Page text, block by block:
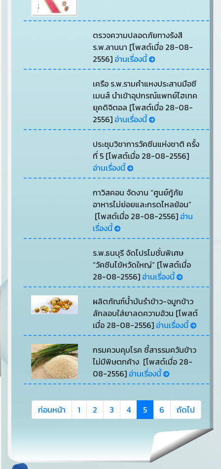
ตรวจความปลอดภัยทางรังสี
ร.พ.ลานนา [โพสต์เมื่อ 28-08-
2556] อ่านเรื่องนี้
เครือ ร.พ.รามคำแหงประสานมือซี
เมนส์ นำเข้าอุปกรณ์แพทย์ไฮเทค
ยุคดิจิตอล [โพสต์เมื่อ 28-08-
2556] อ่านเรื่องนี้
ประชุมวิชาการวัคซีนแห่งชาติ ครั้ง
ที่ 5 [โพสต์เมื่อ 28-08-2556]
อ่านเรื่องนี้
กาวิสคอน จัดงาน “ศูนย์กู้ภัย
อาหารไม่ย่อยและกรดไหลย้อน”
[โพสต์เมื่อ 28-08-2556] อ่าน
เรื่องนี้
ร.พ.ธนบุรี จัดโปรโมชั่นพิเศษ
“วัคซีนไข้หวัดใหญ่” [โพสต์เมื่อ
28-08-2556] อ่านเรื่องนี้
ผลิตภัณฑ์น้ำมันรำข้าว-จมูกข้าว
ลักลอบใส่ยาลดความอ้วน [โพสต์
เมื่อ 28-08-2556] อ่านเรื่องนี้
กรมควบคุมโรค ชี้สารรมควันข้าว
ไม่มีพิษตกค้าง [โพสต์เมื่อ 28-
08-2556] อ่านเรื่องนี้
ก่อนหน้า 1 2 3 4 5 6 ถัดไป